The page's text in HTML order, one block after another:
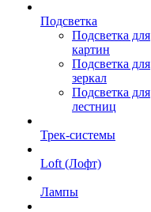
Подсветка
Подсветка для
картин
Подсветка для
зеркал
Подсветка для
лестниц
Трек-системы
Loft (Лофт)
Лампы